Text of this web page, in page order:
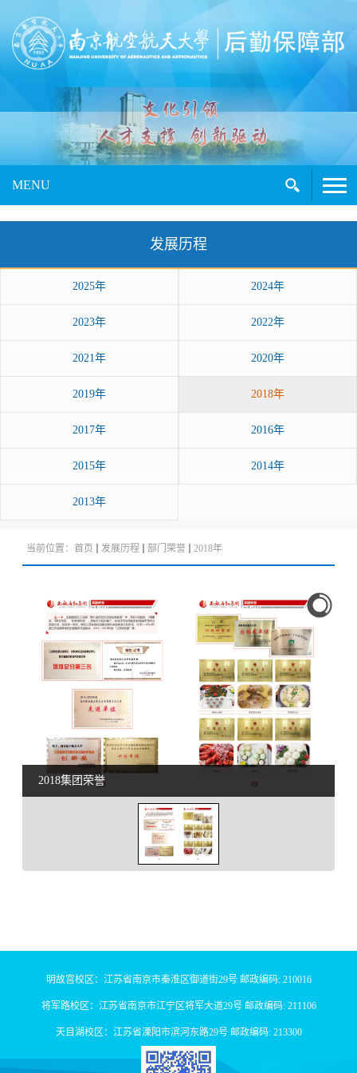
MENU
发展历程
2025年 2024年
2023年 2022年
2021年 2020年
2019年 2018年
2017年 2016年
2015年 2014年
2013年
当前位置： 首页 发展历程 部门荣誉 2018年
2018集团荣誉
明故宫校区：江苏省南京市秦淮区御道街29号 邮政编码: 210016
将军路校区：江苏省南京市江宁区将军大道29号 邮政编码: 211106
天目湖校区：江苏省溧阳市滨河东路29号 邮政编码: 213300